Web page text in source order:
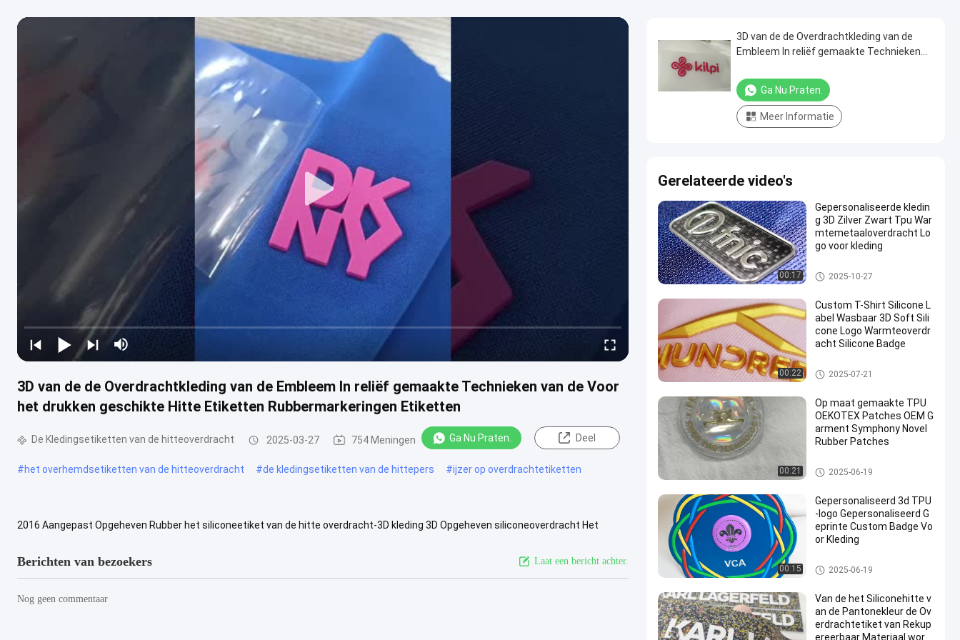
3D van de de Overdrachtkleding van de Embleem In reliëf gemaakte Technieken van de Voor
het drukken geschikte Hitte Etiketten Rubbermarkeringen Etiketten
De Kledingsetiketten van de hitteoverdracht 2025-03-27 754 Meningen Ga Nu Praten. Deel
#het overhemdsetiketten van de hitteoverdracht #de kledingsetiketten van de hittepers #ijzer op overdrachtetiketten
2016 Aangepast Opgeheven Rubber het siliconeetiket van de hitte overdracht-3D kleding 3D Opgeheven siliconeoverdracht Het
Berichten van bezoekers Laat een bericht achter.
Nog geen commentaar
3D van de de Overdrachtkleding van de
Embleem In reliëf gemaakte Technieken
Etiketten Rubbermarkeringen Etiketten
Ga Nu Praten.
Meer Informatie
Gerelateerde video's
00:17
Gepersonaliseerde kledin
g 3D Zilver Zwart Tpu War
mtemetaaloverdracht Lo
go voor kleding
3D Hoogfrequente TPU-badge
s
2025-10-27
00:22
Custom T-Shirt Silicone L
abel Wasbaar 3D Soft Sili
cone Logo Warmteoverdr
acht Silicone Badge
De Kledingsetiketten van de hit
teoverdracht
2025-07-21
00:21
Op maat gemaakte TPU
OEKOTEX Patches OEM G
arment Symphony Novel
Rubber Patches
3D Hoogfrequente TPU-badge
s
2025-06-19
00:15
Gepersonaliseerd 3d TPU
-logo Gepersonaliseerd G
eprinte Custom Badge Vo
or Kleding
3D Hoogfrequente TPU-badge
s
2025-06-19
Van de het Siliconehitte v
an de Pantonekleur de Ov
erdrachtetiket van Rekup
ereerbaar Materiaal word